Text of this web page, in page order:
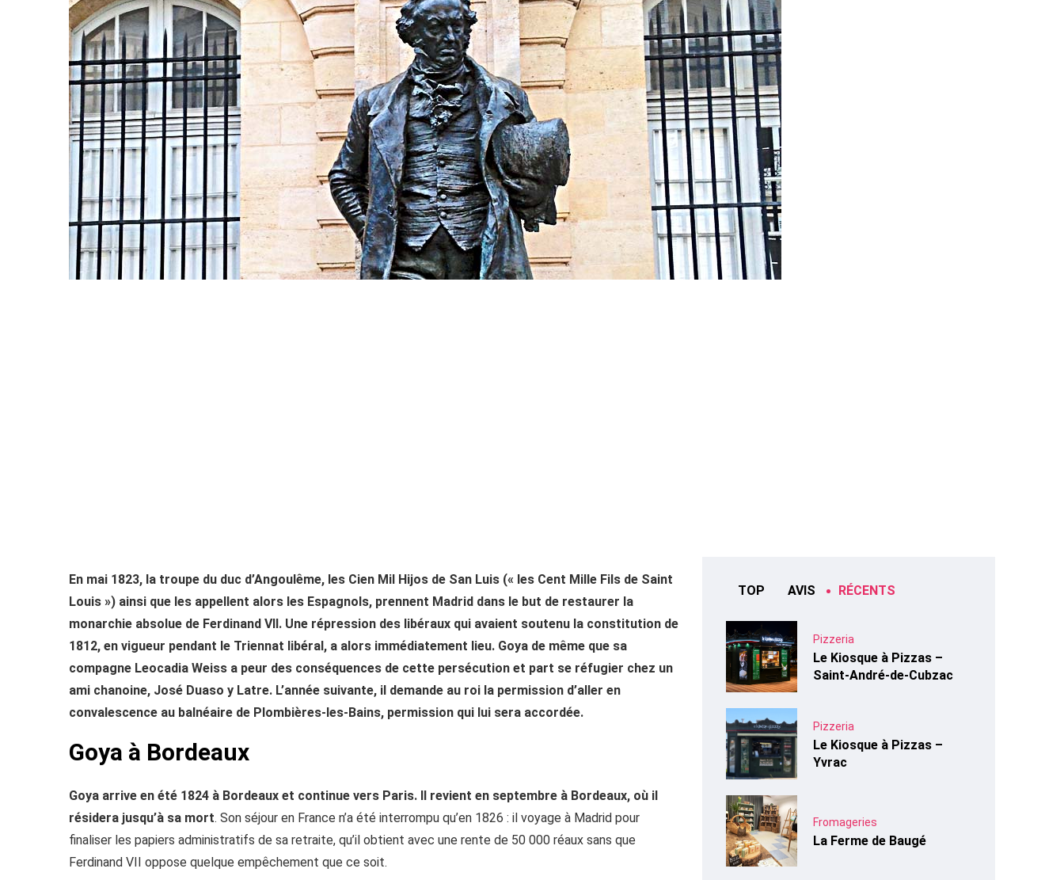
En mai 1823, la troupe du duc d’Angoulême, les Cien Mil Hijos de San Luis (« les Cent Mille Fils de Saint
Louis ») ainsi que les appellent alors les Espagnols, prennent Madrid dans le but de restaurer la
monarchie absolue de Ferdinand VII. Une répression des libéraux qui avaient soutenu la constitution de
1812, en vigueur pendant le Triennat libéral, a alors immédiatement lieu. Goya de même que sa
compagne Leocadia Weiss a peur des conséquences de cette persécution et part se réfugier chez un
ami chanoine, José Duaso y Latre. L’année suivante, il demande au roi la permission d’aller en
convalescence au balnéaire de Plombières-les-Bains, permission qui lui sera accordée.
Goya à Bordeaux
Goya arrive en été 1824 à Bordeaux et continue vers Paris. Il revient en septembre à Bordeaux, où il
résidera jusqu’à sa mort. Son séjour en France n’a été interrompu qu’en 1826 : il voyage à Madrid pour
finaliser les papiers administratifs de sa retraite, qu’il obtient avec une rente de 50 000 réaux sans que
Ferdinand VII oppose quelque empêchement que ce soit.
TOP AVIS RÉCENTS
Pizzeria
Le Kiosque à Pizzas –
Saint-André-de-Cubzac
Pizzeria
Le Kiosque à Pizzas –
Yvrac
Fromageries
La Ferme de Baugé